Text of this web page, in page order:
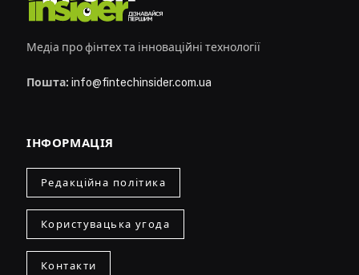
Медіа про фінтех та інноваційні технології
Пошта: info@fintechinsider.com.ua
ІНФОРМАЦІЯ
Редакційна політика
Користувацька угода
Контакти